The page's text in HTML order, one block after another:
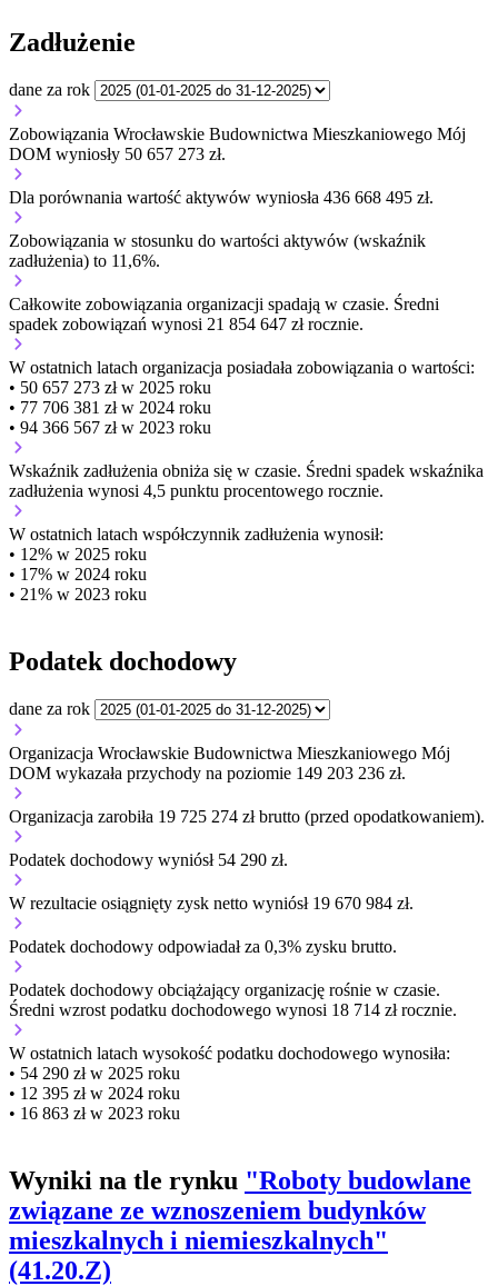
Zadłużenie
dane za rok
Zobowiązania Wrocławskie Budownictwa Mieszkaniowego Mój
DOM wyniosły 50 657 273 zł.
Dla porównania wartość aktywów wyniosła 436 668 495 zł.
Zobowiązania w stosunku do wartości aktywów (wskaźnik
zadłużenia) to 11,6%.
Całkowite zobowiązania organizacji spadają w czasie. Średni
spadek zobowiązań wynosi 21 854 647 zł rocznie.
W ostatnich latach organizacja posiadała zobowiązania o wartości:
• 50 657 273 zł w 2025 roku
• 77 706 381 zł w 2024 roku
• 94 366 567 zł w 2023 roku
Wskaźnik zadłużenia obniża się w czasie. Średni spadek wskaźnika
zadłużenia wynosi 4,5 punktu procentowego rocznie.
W ostatnich latach współczynnik zadłużenia wynosił:
• 12% w 2025 roku
• 17% w 2024 roku
• 21% w 2023 roku
Podatek dochodowy
dane za rok
Organizacja Wrocławskie Budownictwa Mieszkaniowego Mój
DOM wykazała przychody na poziomie 149 203 236 zł.
Organizacja zarobiła 19 725 274 zł brutto (przed opodatkowaniem).
Podatek dochodowy wyniósł 54 290 zł.
W rezultacie osiągnięty zysk netto wyniósł 19 670 984 zł.
Podatek dochodowy odpowiadał za 0,3% zysku brutto.
Podatek dochodowy obciążający organizację rośnie w czasie.
Średni wzrost podatku dochodowego wynosi 18 714 zł rocznie.
W ostatnich latach wysokość podatku dochodowego wynosiła:
• 54 290 zł w 2025 roku
• 12 395 zł w 2024 roku
• 16 863 zł w 2023 roku
Wyniki na tle rynku "Roboty budowlane
związane ze wznoszeniem budynków
mieszkalnych i niemieszkalnych"
(41.20.Z)